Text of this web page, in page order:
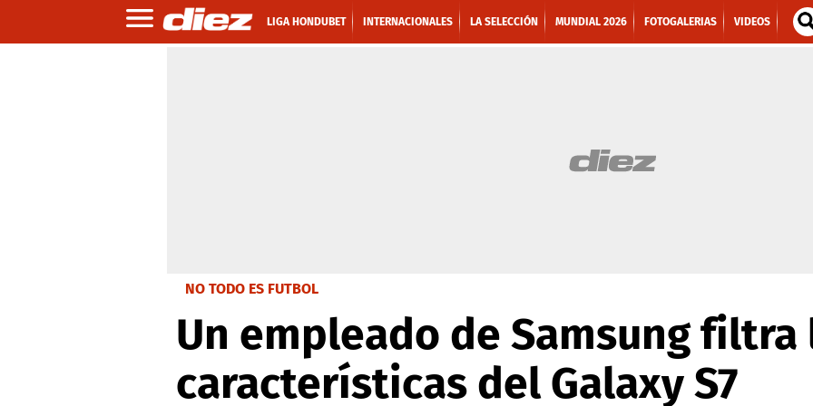
LIGA HONDUBET INTERNACIONALES LA SELECCIÓN MUNDIAL 2026 FOTOGALERIAS VIDEOS
NO TODO ES FUTBOL
Un empleado de Samsung filtra
características del Galaxy S7